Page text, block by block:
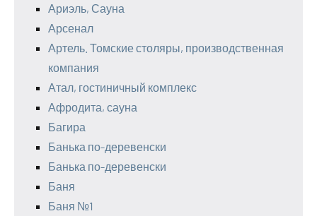
Ариэль, Сауна
Арсенал
Артель. Томские столяры, производственная
компания
Атал, гостиничный комплекс
Афродита, сауна
Багира
Банька по-деревенски
Банька по-деревенски
Баня
Баня №1